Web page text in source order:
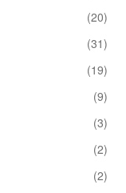
(20)
(31)
(19)
(9)
(3)
(2)
(2)